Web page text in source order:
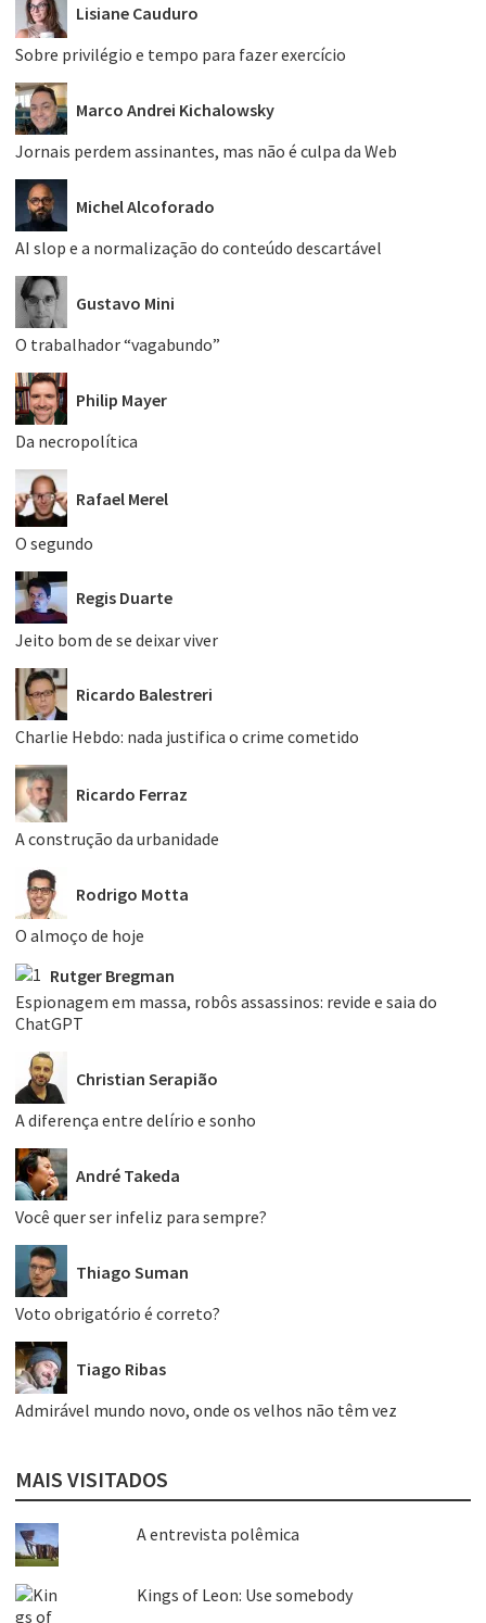
Lisiane Cauduro
Sobre privilégio e tempo para fazer exercício
Marco Andrei Kichalowsky
Jornais perdem assinantes, mas não é culpa da Web
Michel Alcoforado
AI slop e a normalização do conteúdo descartável
Gustavo Mini
O trabalhador “vagabundo”
Philip Mayer
Da necropolítica
Rafael Merel
O segundo
Regis Duarte
Jeito bom de se deixar viver
Ricardo Balestreri
Charlie Hebdo: nada justifica o crime cometido
Ricardo Ferraz
A construção da urbanidade
Rodrigo Motta
O almoço de hoje
Rutger Bregman
Espionagem em massa, robôs assassinos: revide e saia do
ChatGPT
Christian Serapião
A diferença entre delírio e sonho
André Takeda
Você quer ser infeliz para sempre?
Thiago Suman
Voto obrigatório é correto?
Tiago Ribas
Admirável mundo novo, onde os velhos não têm vez
MAIS VISITADOS
A entrevista polêmica
Kings of Leon: Use somebody